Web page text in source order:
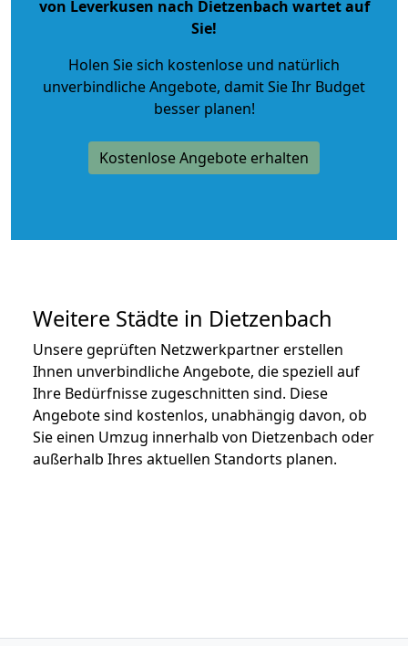
von Leverkusen nach Dietzenbach wartet auf
Sie!
Holen Sie sich kostenlose und natürlich
unverbindliche Angebote, damit Sie Ihr Budget
besser planen!
Kostenlose Angebote erhalten
Weitere Städte in Dietzenbach
Unsere geprüften Netzwerkpartner erstellen
Ihnen unverbindliche Angebote, die speziell auf
Ihre Bedürfnisse zugeschnitten sind. Diese
Angebote sind kostenlos, unabhängig davon, ob
Sie einen Umzug innerhalb von Dietzenbach oder
außerhalb Ihres aktuellen Standorts planen.